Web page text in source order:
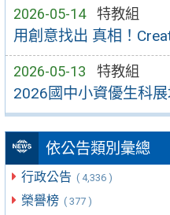
2026-05-14 特教組
用創意找出 真相！
2026-05-13 特教組
2026國中小資優生科
依公告類別彙總
行政公告 ( 4,336 )
榮譽榜 ( 377 )